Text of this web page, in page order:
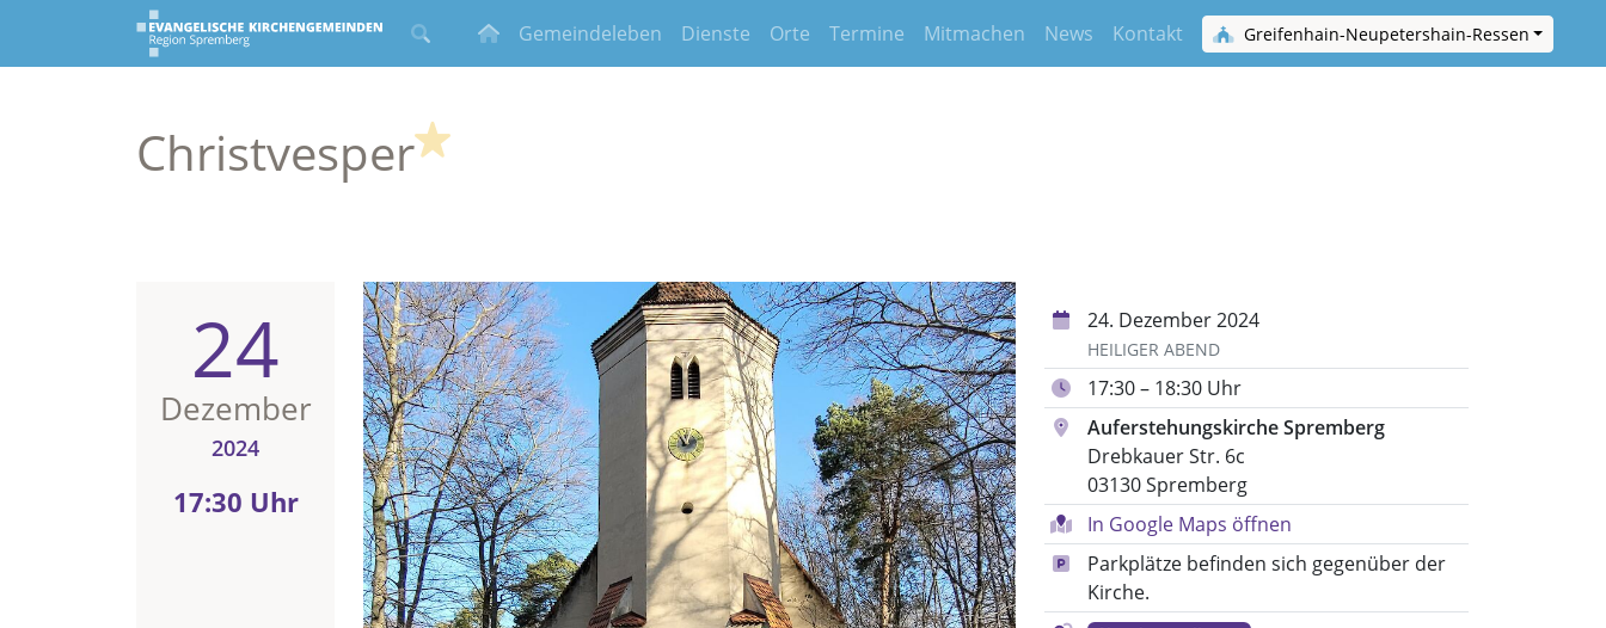
Gemeindeleben Dienste Orte Termine Mitmachen News Kontakt Greifenhain-Neupetershain-Ressen
Christvesper
24
Dezember
2024
17:30 Uhr
24. Dezember 2024
HEILIGER ABEND
17:30 – 18:30 Uhr
Auferstehungskirche Spremberg
Drebkauer Str. 6c
03130 Spremberg
In Google Maps öffnen
Parkplätze befinden sich gegenüber der
Kirche.